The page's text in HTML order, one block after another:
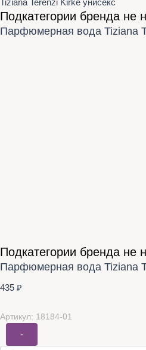
Tiziana Terenzi Kirke унисекс
Подкатегории бренда не
Парфюмерная вода Tiziana
Подкатегории бренда не
Парфюмерная вода Tiziana
435 ₽
Артикул: 18184-01
-